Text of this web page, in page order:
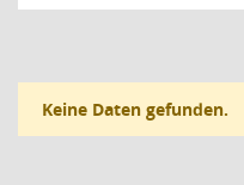
Keine Daten gefunden.